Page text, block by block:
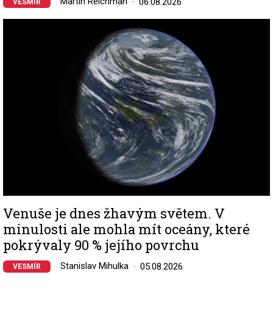
VESMÍR
Venuše je dnes žhavým světem. V
minulosti ale mohla mít oceány, které
pokrývaly 90 % jejího povrchu
VESMÍR Stanislav Mihulka 05.08.2026